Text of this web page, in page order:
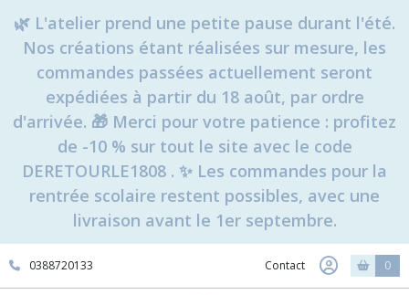
🌿 L'atelier prend une petite pause durant l'été.
Nos créations étant réalisées sur mesure, les
commandes passées actuellement seront
expédiées à partir du 18 août, par ordre
d'arrivée. 🎁 Merci pour votre patience : profitez
de -10 % sur tout le site avec le code
DERETOURLE1808 . ✨ Les commandes pour la
rentrée scolaire restent possibles, avec une
livraison avant le 1er septembre.
0388720133 Contact 0